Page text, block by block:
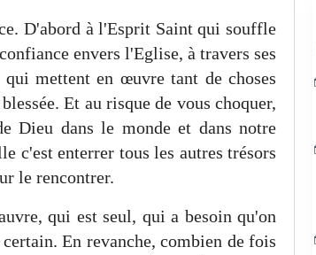
D'abord à l'Esprit Saint qui souffle
envers l'Eglise, à travers ses
mettent en œuvre tant de choses
Et au risque de vous choquer,
Dieu dans le monde et dans notre
c'est enterrer tous les autres trésors
le rencontrer.
qui est seul, qui a besoin qu'on
En revanche, combien de fois